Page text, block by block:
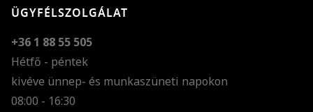
ÜGYFÉLSZOLGÁLAT
+36 1 88 55 505
Hétfő - péntek
kivéve ünnep- és munkaszüneti napokon
08:00 - 16:30